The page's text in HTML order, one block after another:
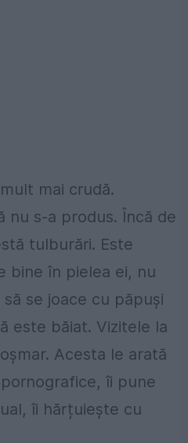
mai crudă.
nu s-a produs. Încă de
tulburări. Este
bine în pielea ei, nu
se joace cu păpuși
este băiat. Vizitele la
Acesta le arată
îi pune
îi hărțuiește cu